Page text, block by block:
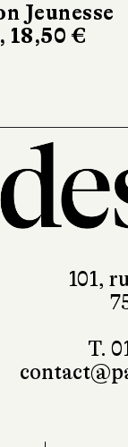
Jeunesse
18,50 €
101,
T.